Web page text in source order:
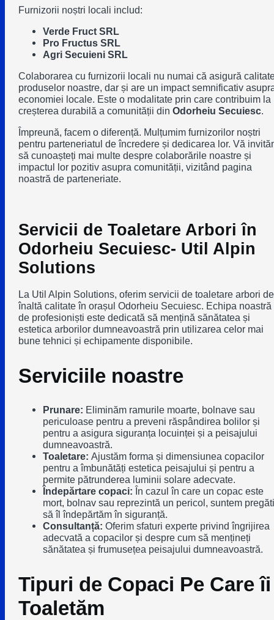
Furnizorii noștri locali includ:
Verde Fruct SRL
Pro Fructus SRL
Agri Secuieni SRL
Colaborarea cu furnizorii locali nu numai că asigură
produselor noastre, dar și are un impact semnificativ
economiei locale. Este o modalitate prin care contribuim la
creșterea durabilă a comunității din Odorheiu Secuiesc.
Împreună, facem o diferență. Mulțumim furnizorilor noștri
pentru parteneriatul de încredere și dedicarea lor. Vă
să cunoașteți mai multe despre colaborările noastre și
impactul lor pozitiv asupra comunității, vizitând pagina
noastră de parteneriate.
Servicii de Toaletare Arbori în
Odorheiu Secuiesc- Util Alpin
Solutions
La Util Alpin Solutions, oferim servicii de toaletare arbori de
înaltă calitate în orașul Odorheiu Secuiesc. Echipa noastră
de profesioniști este dedicată să mențină sănătatea și
estetica arborilor dumneavoastră prin utilizarea celor mai
bune tehnici și echipamente disponibile.
Serviciile noastre
Prunare: Eliminăm ramurile moarte, bolnave sau
periculoase pentru a preveni răspândirea bolilor și
pentru a asigura siguranța locuinței și a peisajului
dumneavoastră.
Toaletare: Ajustăm forma și dimensiunea copacilor
pentru a îmbunătăți estetica peisajului și pentru a
permite pătrunderea luminii solare adecvate.
Îndepărtare copaci: În cazul în care un copac este
mort, bolnav sau reprezintă un pericol, suntem
să îl îndepărtăm în siguranță.
Consultanță: Oferim sfaturi experte privind îngrijirea
adecvată a copacilor și despre cum să mențineți
sănătatea și frumusețea peisajului dumneavoastră.
Tipuri de Copaci Pe Care îi
Toaletăm